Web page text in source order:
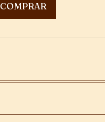
COMPRAR